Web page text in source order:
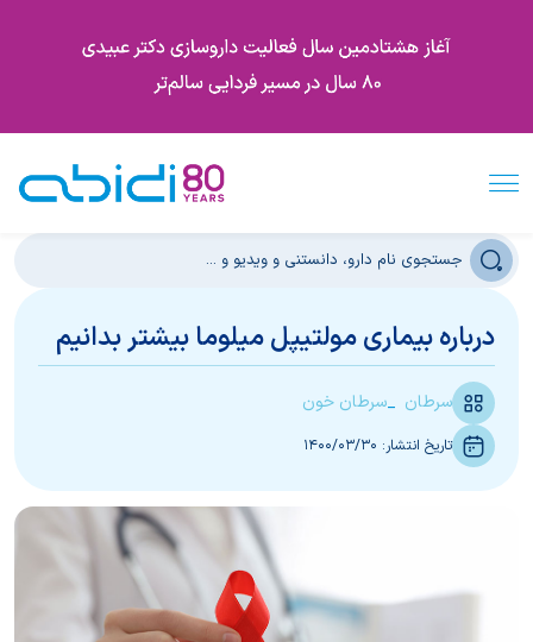
درباره بیماری مولتیپل میلوما بیشتر بدانیم
سرطان سرطان خون
تاریخ انتشار: